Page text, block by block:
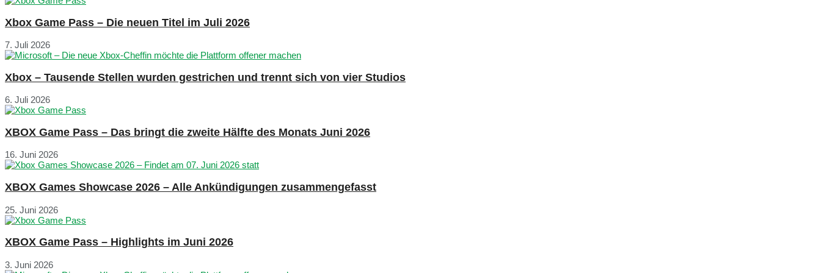
Xbox Game Pass – Die neuen Titel im Juli 2026
7. Juli 2026
Xbox – Tausende Stellen wurden gestrichen und trennt sich von vier Studios
6. Juli 2026
XBOX Game Pass – Das bringt die zweite Hälfte des Monats Juni 2026
16. Juni 2026
XBOX Games Showcase 2026 – Alle Ankündigungen zusammengefasst
25. Juni 2026
XBOX Game Pass – Highlights im Juni 2026
3. Juni 2026